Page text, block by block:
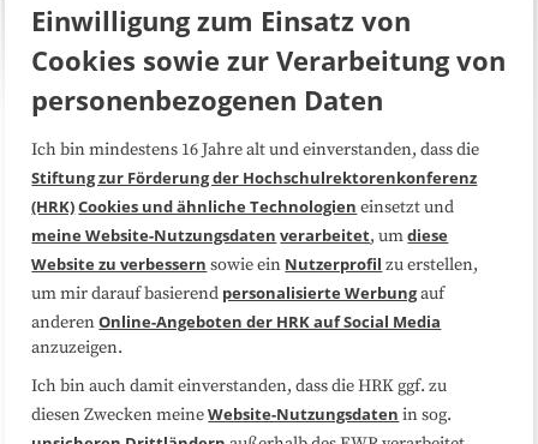
Über uns FAQ
Medienarbeit Kooperationen
Datenschutzerklärung Impressum
Sitemap
Folgen Sie uns
Einwilligung zum Einsatz von
Cookies sowie zur Verarbeitung von
personenbezogenen Daten
Ich bin mindestens 16 Jahre alt und einverstanden, dass die
Stiftung zur Förderung der Hochschulrektorenkonferenz
(HRK)Cookies und ähnliche Technologien einsetzt und
meine Website-Nutzungsdaten verarbeitet, umdiese
Website zu verbessern sowie ein Nutzerprofil zu erstellen,
um mir darauf basierend personalisierte Werbungauf
anderenOnline-Angeboten der HRK auf Social Media
anzuzeigen.
Ich bin auch damit einverstanden, dass die HRK ggf. zu
diesen Zwecken meineWebsite-Nutzungsdaten in sog.